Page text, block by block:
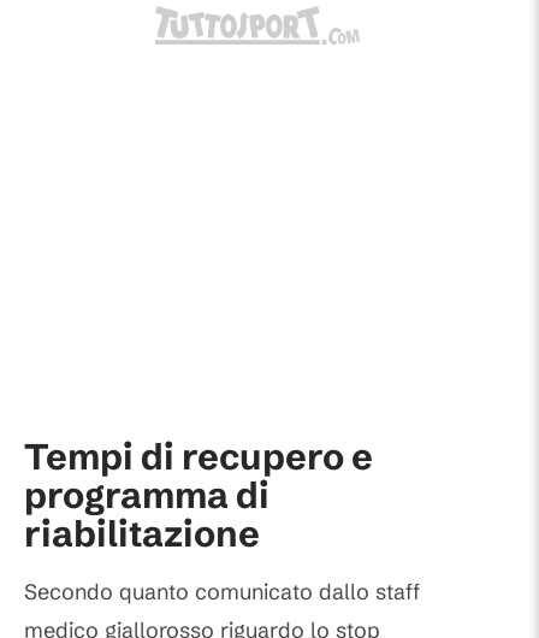
Tempi di recupero e
programma di
riabilitazione
Secondo quanto comunicato dallo staff
medico giallorosso riguardo lo stop